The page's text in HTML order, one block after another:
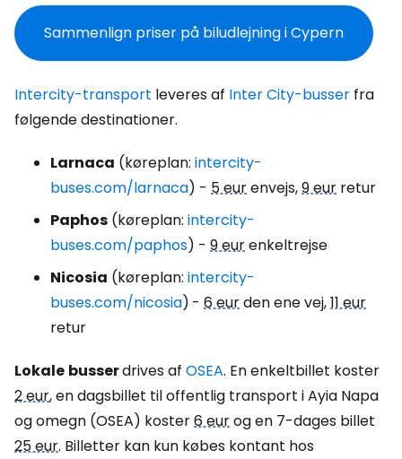
Sammenlign priser på biludlejning i Cypern
Intercity-transport leveres af Inter City-busser fra
følgende destinationer.
Larnaca (køreplan: intercity-
buses.com/larnaca) - 5 eurenvejs,9 eur retur
Paphos (køreplan: intercity-
buses.com/paphos) - 9 eurenkeltrejse
Nicosia (køreplan: intercity-
buses.com/nicosia) - 6 eurden ene vej,11 eur
retur
Lokale busserdrives af OSEA. En enkeltbillet koster
2 eur, en dagsbillet til offentlig transport i Ayia Napa
og omegn (OSEA) koster6 eurog en 7-dages billet
25 eur. Billetter kan kun købes kontant hos